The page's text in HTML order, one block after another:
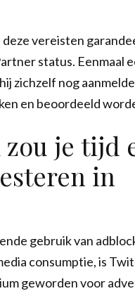
deze vereisten
status. Eenmaal
zichzelf nog
en beoordeeld
zou je tijd
in
gebruik van
consumptie, is
geworden voor